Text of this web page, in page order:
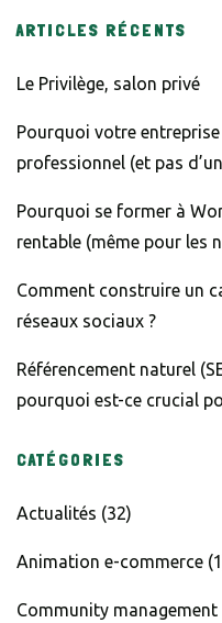
ARTICLES RÉCENTS
Le Privilège, salon privé
Pourquoi votre
professionnel (et pas
Pourquoi se former à
rentable (même pour les
Comment construire un
réseaux sociaux ?
Référencement naturel
pourquoi est-ce crucial
CATÉGORIES
Actualités (32)
Animation e-commerce
Community management